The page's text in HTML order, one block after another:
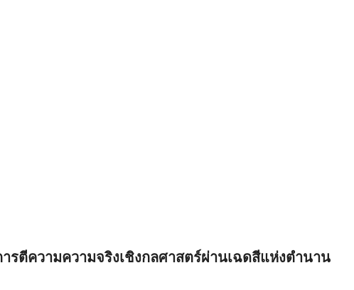
รตีความความจริงเชิงกลศาสตร์ผ่านเฉดสีแห่งตำนาน